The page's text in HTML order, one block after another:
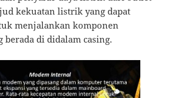
kekuatan listrik yang dapat
menjalankan komponen
berada di didalam casing.